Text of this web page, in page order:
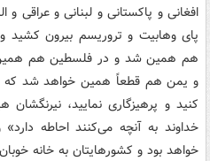
افغانی و پاکستانی و لبنانی و عراقی
پای وهابیت و تروریسم بیرون کشید و
هم همین شد و در فلسطین هم همین
و یمن هم قطعاً همین خواهد شد که
کنید و پرهیزگاری نمایید، نیرنگشان
خداوند به آنچه می‌کنند احاطه
خواهد بود و کشورهایتان به خانه